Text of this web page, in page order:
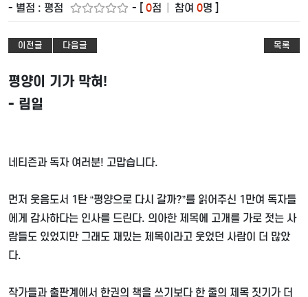
- 별점 : 평점 - [ 0점 참여 0명 ]
이전글 다음글 목록
평양이 기가 막혀 !
- 림일
네티즌과 독자 여러분! 고맙습니다.
먼저 웃음도서 1탄“평양으로 다시 갈까?”를 읽어주신 1만여 독자들
에게 감사하다는 인사를 드린다. 의아한 제목에 고개를 가로 젓는 사
람들도 있었지만 그래도 재밌는 제목이라고 웃었던 사람이 더 많았
다.
작가들과 출판계에서 한권의 책을 쓰기보다 한 줄의 제목 짓기가 더